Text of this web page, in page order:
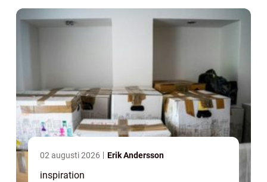
02 augusti 2026 Erik Andersson
inspiration